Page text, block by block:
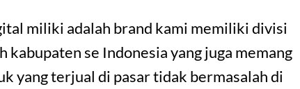
miliki adalah brand kami memiliki divisi
se Indonesia yang juga memang
yang terjual di pasar tidak bermasalah di